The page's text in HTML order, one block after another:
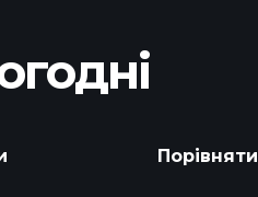
брокера
Порівняти